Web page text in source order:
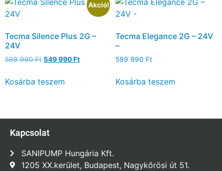
Akció!
Tecma Silence Plus 2G –
24V
599 990Ft 549 990Ft
Kosárba teszem
Tecma Elegance 2G – 24V
–
599 990 Ft
Kosárba teszem
Kapcsolat
SANIPUMP Hungária Kft.
1205 XX.kerület, Budapest, Nagykőrösi út 51.